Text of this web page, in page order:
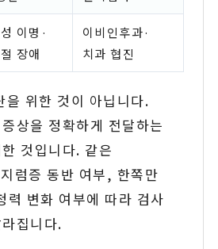
이명·
장애
이비인후과·
치과 협진
을 위한 것이 아닙니다.
상을 정확하게 전달하는
것입니다. 같은
럼증 동반 여부, 한쪽만
력 변화 여부에 따라 검사
집니다.